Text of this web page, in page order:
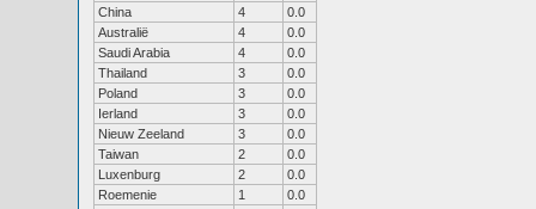
China
4
0.0
Australië
4
0.0
Saudi Arabia
4
0.0
Thailand
3
0.0
Poland
3
0.0
Ierland
3
0.0
Nieuw Zeeland
3
0.0
Taiwan
2
0.0
Luxenburg
2
0.0
Roemenie
1
0.0